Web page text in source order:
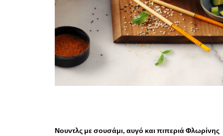
Νουντλς με σουσάμι, αυγό και πιπεριά Φλωρίνης